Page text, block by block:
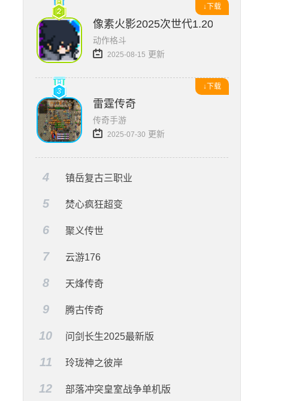
↓下载
像素火影2025次世代1.20版本
动作格斗
2025-08-15 更新
↓下载
雷霆传奇
传奇手游
2025-07-30 更新
4 镇岳复古三职业
5 焚心疯狂超变
6 聚义传世
7 云游176
8 天烽传奇
9 腾古传奇
10 问剑长生2025最新版
11 玲珑神之彼岸
12 部落冲突皇室战争单机版